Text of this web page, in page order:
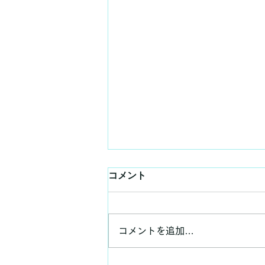
コメント
コメントを追加…